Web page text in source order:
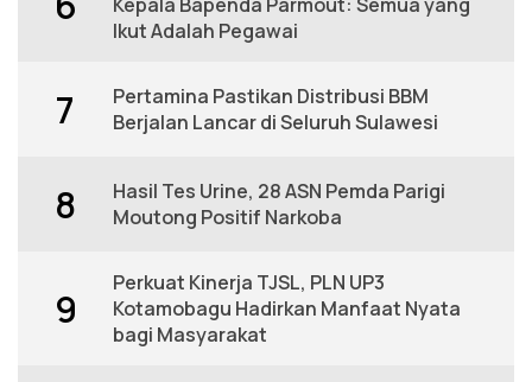
Kepala Bapenda Parmout: Semua yang
Ikut Adalah Pegawai
7
Pertamina Pastikan Distribusi BBM
Berjalan Lancar di Seluruh Sulawesi
8
Hasil Tes Urine, 28 ASN Pemda Parigi
Moutong Positif Narkoba
9
Perkuat Kinerja TJSL, PLN UP3
Kotamobagu Hadirkan Manfaat Nyata
bagi Masyarakat